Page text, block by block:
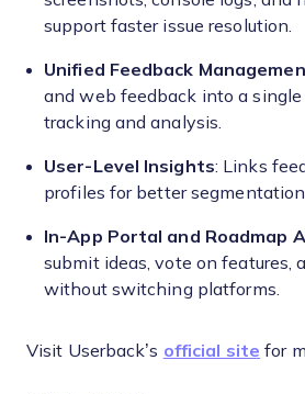
support faster issue resolution.
Unified Feedback
and web feedback into a
tracking and analysis.
User-Level Insights: Links
profiles for better
In-App Portal and Roadmap
submit ideas, vote on features,
without switching platforms.
Visit Userback’s official site for